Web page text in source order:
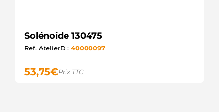
Solénoide 130475
Ref. AtelierD : 40000097
53,75€Prix TTC